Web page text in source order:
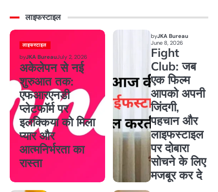
लाइफस्टाइल
लाइफस्टाइल
byJKA BureauJuly 2, 2026
अकेलेपन से नई
शुरुआत तक:
एफआरएनडी
प्लेटफॉर्म पर
इलक्किया को मिला
प्यार और
आत्मनिर्भरता का
रास्ता
byJKA Bureau
June 8, 2026
Fight
Club: जब
एक फिल्म
आपको अपनी
जिंदगी,
पहचान और
लाइफस्टाइल
पर दोबारा
सोचने के लिए
मजबूर कर दे